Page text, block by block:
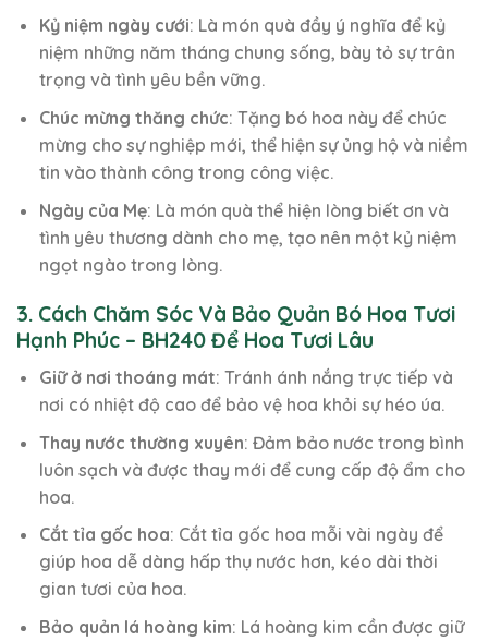
Kỷ niệm ngày cưới: Là món quà đầy ý nghĩa để kỷ
niệm những năm tháng chung sống, bày tỏ sự trân
trọng và tình yêu bền vững.
Chúc mừng thăng chức: Tặng bó hoa này để chúc
mừng cho sự nghiệp mới, thể hiện sự ủng hộ và niềm
tin vào thành công trong công việc.
Ngày của Mẹ: Là món quà thể hiện lòng biết ơn và
tình yêu thương dành cho mẹ, tạo nên một kỷ niệm
ngọt ngào trong lòng.
3. Cách Chăm Sóc Và Bảo Quản Bó Hoa Tươi
Hạnh Phúc – BH240 Để Hoa Tươi Lâu
Giữ ở nơi thoáng mát: Tránh ánh nắng trực tiếp và
nơi có nhiệt độ cao để bảo vệ hoa khỏi sự héo úa.
Thay nước thường xuyên: Đảm bảo nước trong bình
luôn sạch và được thay mới để cung cấp độ ẩm cho
hoa.
Cắt tỉa gốc hoa: Cắt tỉa gốc hoa mỗi vài ngày để
giúp hoa dễ dàng hấp thụ nước hơn, kéo dài thời
gian tươi của hoa.
Bảo quản lá hoàng kim: Lá hoàng kim cần được giữ